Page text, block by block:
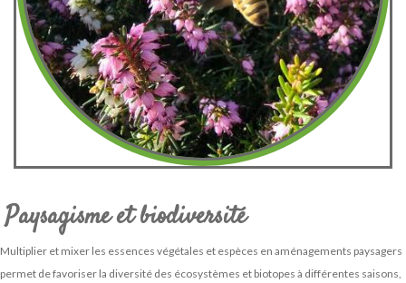
Paysagisme et biodiversité
Multiplier et mixer les essences végétales et espèces en aménagements paysagers
permet de favoriser la diversité des écosystèmes et biotopes à différentes saisons,